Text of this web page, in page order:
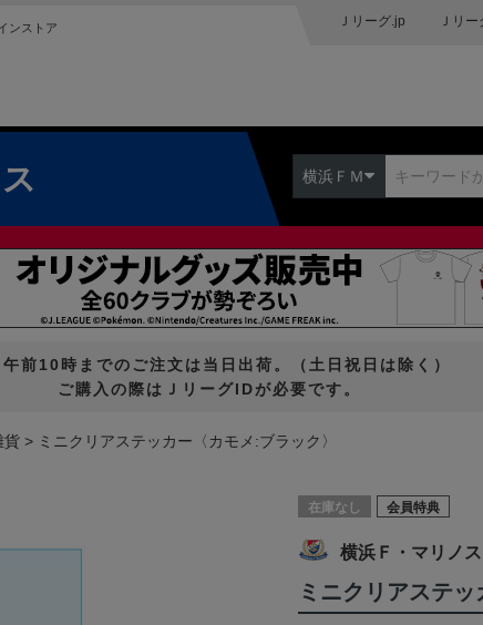
ンストア Ｊリーグ.jp Ｊリ
横浜ＦＭ
前10時までのご注文は当日出荷。（土日祝日は除く）
ご購入の際はＪリーグIDが必要です。
貨 ミニクリアステッカー〈カモメ:ブラック〉
在庫なし 会員特典
横浜Ｆ・マリノス
ミニクリアステッ